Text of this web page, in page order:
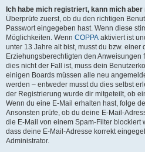
Ich habe mich registriert, kann mich aber
Überprüfe zuerst, ob du den richtigen
Passwort eingegeben hast. Wenn diese
Möglichkeiten. Wenn COPPA aktiviert ist
unter 13 Jahre alt bist, musst du bzw.
Erziehungsberechtigten den Anweisungen
dies nicht der Fall ist, muss dein
einigen Boards müssen alle neu
werden – entweder musst du dies selbst
der Registrierung wurde dir mitgeteilt, ob
Wenn du eine E-Mail erhalten hast, folge
Ansonsten prüfe, ob du deine E-Mail-
die E-Mail von einem Spam-Filter blockiert
dass deine E-Mail-Adresse korrekt
Administrator.